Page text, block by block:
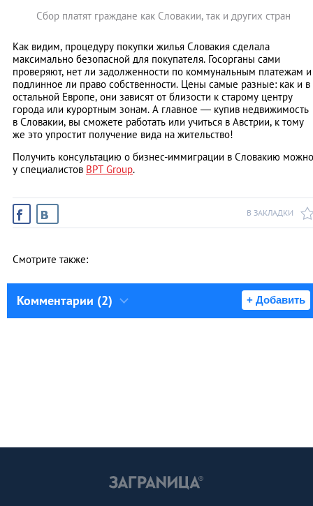
Сбор платят граждане как Словакии, так и других стран
Как видим, процедуру покупки жилья Словакия сделала
максимально безопасной для покупателя. Госорганы сами
проверяют, нет ли задолженности по коммунальным платежам и
подлинное ли право собственности. Цены самые разные: как и в
остальной Европе, они зависят от близости к старому центру
города или курортным зонам. А главное — купив недвижимость
в Словакии, вы сможете работать или учиться в Австрии, к тому
же это упростит получение вида на жительство!
Получить консультацию о бизнес-иммиграции в Словакию можно
у специалистов BPT Group.
В ЗАКЛАДКИ
Смотрите также:
Комментарии (2) + Добавить